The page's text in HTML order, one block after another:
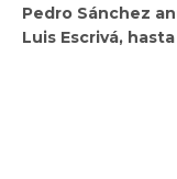
Pedro Sánchez
Luis Escrivá,